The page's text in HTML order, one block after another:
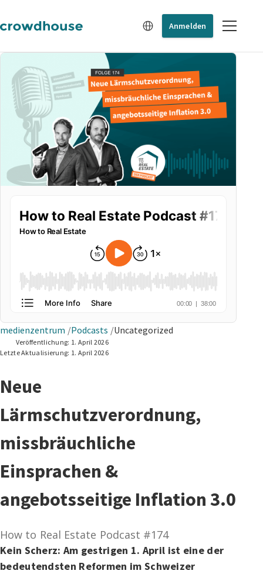
Anmelden
medienzentrum Podcasts Uncategorized
Veröffentlichung: 1. April 2026
Letzte Aktualisierung: 1. April 2026
Neue
Lärmschutzverordnung,
missbräuchliche
Einsprachen &
angebotsseitige Inflation 3.0
How to Real Estate Podcast #174
Kein Scherz: Am gestrigen 1. April ist eine der
bedeutendsten Reformen im Schweizer